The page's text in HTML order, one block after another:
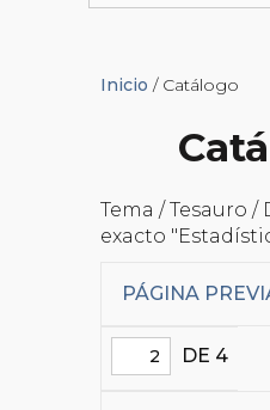
Inicio / Catálogo
Tema / Tesauro
exacto
PÁGINA
DE 4